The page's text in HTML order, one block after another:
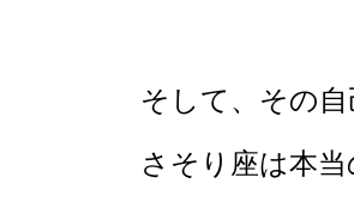
そして、その
さそり座は本